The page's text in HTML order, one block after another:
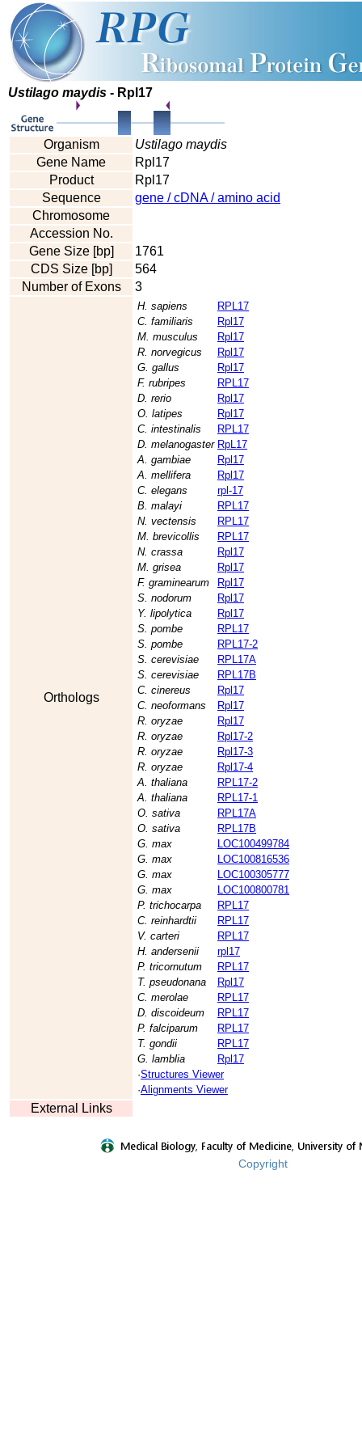
Ustilago maydis - Rpl17
Organism
Ustilago maydis
Gene Name
Rpl17
Product
Rpl17
Sequence
gene / cDNA / amino acid
Chromosome
Accession No.
Gene Size [bp]
1761
CDS Size [bp]
564
Number of Exons
3
Orthologs
H. sapiens
RPL17
C. familiaris
Rpl17
M. musculus
Rpl17
R. norvegicus
Rpl17
G. gallus
Rpl17
F. rubripes
RPL17
D. rerio
Rpl17
O. latipes
Rpl17
C. intestinalis
RPL17
D. melanogaster RpL17
A. gambiae
Rpl17
A. mellifera
Rpl17
C. elegans
rpl-17
B. malayi
RPL17
N. vectensis
RPL17
M. brevicollis
RPL17
N. crassa
Rpl17
M. grisea
Rpl17
F. graminearum
Rpl17
S. nodorum
Rpl17
Y. lipolytica
Rpl17
S. pombe
RPL17
S. pombe
RPL17-2
S. cerevisiae
RPL17A
S. cerevisiae
RPL17B
C. cinereus
Rpl17
C. neoformans
Rpl17
R. oryzae
Rpl17
R. oryzae
Rpl17-2
R. oryzae
Rpl17-3
R. oryzae
Rpl17-4
A. thaliana
RPL17-2
A. thaliana
RPL17-1
O. sativa
RPL17A
O. sativa
RPL17B
G. max
LOC100499784
G. max
LOC100816536
G. max
LOC100305777
G. max
LOC100800781
P. trichocarpa
RPL17
C. reinhardtii
RPL17
V. carteri
RPL17
H. andersenii
rpl17
P. tricornutum
RPL17
T. pseudonana
Rpl17
C. merolae
RPL17
D. discoideum
RPL17
P. falciparum
RPL17
T. gondii
RPL17
G. lamblia
Rpl17
·Structures Viewer
·Alignments Viewer
External Links
Copyright